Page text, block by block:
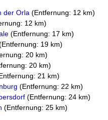
der Orla (Entfernung: 12 km)
12 km)
(Entfernung: 17 km)
19 km)
20 km)
20 km)
21 km)
(Entfernung: 22 km)
(Entfernung: 24 km)
(Entfernung: 25 km)